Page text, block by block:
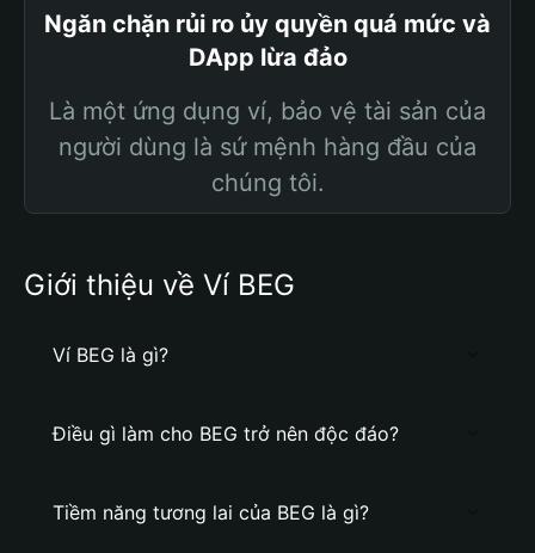
Ngăn chặn rủi ro ủy quyền quá mức và
DApp lừa đảo
Là một ứng dụng ví, bảo vệ tài sản của
người dùng là sứ mệnh hàng đầu của
chúng tôi.
Giới thiệu về Ví BEG
Ví BEG là gì?
Điều gì làm cho BEG trở nên độc đáo?
Tiềm năng tương lai của BEG là gì?